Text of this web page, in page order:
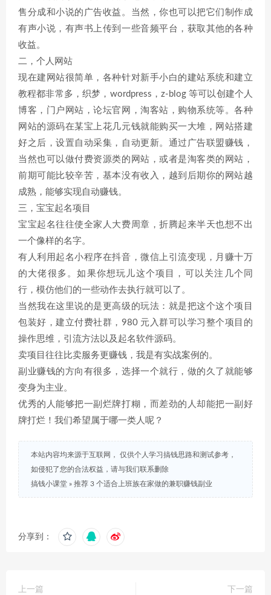
售分成和小说的广告收益。当然，你也可以把它们制作成
有声小说，有声书上传到一些音频平台，获取其他的各种
收益。
二，个人网站
现在建网站很简单，各种针对新手小白的建站系统和建立
教程都非常多，织梦，wordpress，z-blog 等可以创建个人
博客，门户网站，论坛官网，淘客站，购物系统等。各种
网站的源码在某宝上花几元钱就能购买一大堆，网站搭建
好之后，设置自动采集，自动更新。通过广告联盟赚钱，
当然也可以做付费资源类的网站，或者是淘客类的网站，
前期可能比较辛苦，基本没有收入，越到后期你的网站越
成熟，能够实现自动赚钱。
三，宝宝起名项目
宝宝起名往往使全家人大费周章，折腾起来半天也想不出
一个像样的名字。
有人利用起名小程序在抖音，微信上引流变现，月赚十万
的大佬很多。如果你想玩儿这个项目，可以关注几个同
行，模仿他们的一些动作去执行就可以了。
当然我在这里说的是更高级的玩法：就是把这个这个项目
包装好，建立付费社群，980 元入群可以学习整个项目的
操作思维，引流方法以及起名软件源码。
卖项目往往比卖服务更赚钱，我是有实战案例的。
副业赚钱的方向有很多，选择一个就行，做的久了就能够
变身为主业。
优秀的人能够把一副烂牌打糊，而差劲的人却能把一副好
牌打烂！我们希望属于哪一类人呢？
本站内容均来源于互联网， 仅供个人学习搞钱思路和测试参考，
如侵犯了您的合法权益，请与我们联系删除
搞钱小课堂 » 推荐 3 个适合上班族在家做的兼职赚钱副业
分享到：
上一篇
下一篇